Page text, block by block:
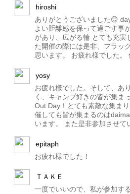
hiroshi
ありがとうございました😊
よい距離感を保って過ごす事
があり、広がる輪 とても充実
た開催の際には是非、フラッ
思います。 お疲れ様でした。
yosy
お疲れ様でした。そして、あ
く、キャンプ好きの皆が集ま
Out Day！とても素敵な集ま
催しても皆が集まるのは
います。 また是非参加させて
epitaph
お疲れ様でした！
ＴＡＫＥ
一度でいいので、私が参加す